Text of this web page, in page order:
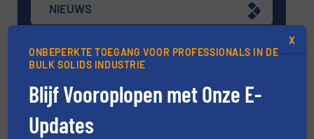
NIEUWS
TECHNIEK ZONES
VRAAG DE EXPERT
ONBEPERKTE TOEGANG VOOR PROFESSIONALS IN DE
BULK SOLIDS INDUSTRIE
Blijf Vooroplopen met Onze E-
Updates
X